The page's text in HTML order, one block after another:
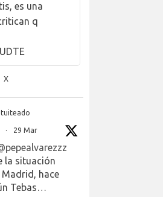
es una
q
X
· 29 Mar
la situación
hace
Tebas…